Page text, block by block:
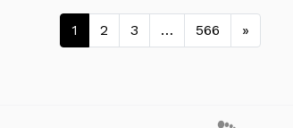
Navegación de
1 2 3 … 566 »